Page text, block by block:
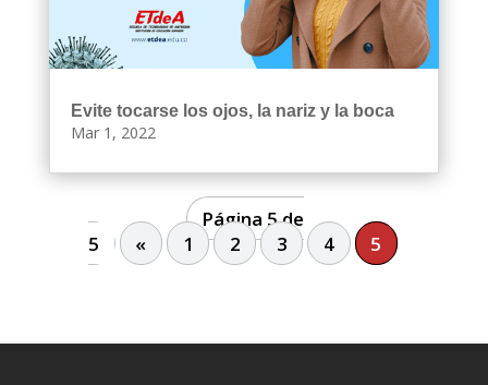
Evite tocarse los ojos, la nariz y la boca
Mar 1, 2022
Página 5 de
5
« 1 2 3 4 5